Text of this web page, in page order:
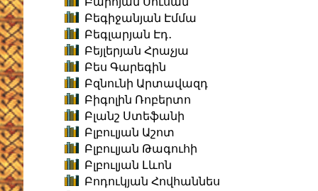
Բեգիջանյան Էմմա
Բեգլարյան Էդ․
Բեյլերյան Հրաչյա
Բես Գարեգին
Բզնունի Արտավազդ
Բիգոլին Ռոբերտո
Բլանշ Ստեֆանի
Բլբուլյան Աշոտ
Բլբուլյան Թագուհի
Բլբուլյան Լևոն
Բոդուկյան Հովհաննես